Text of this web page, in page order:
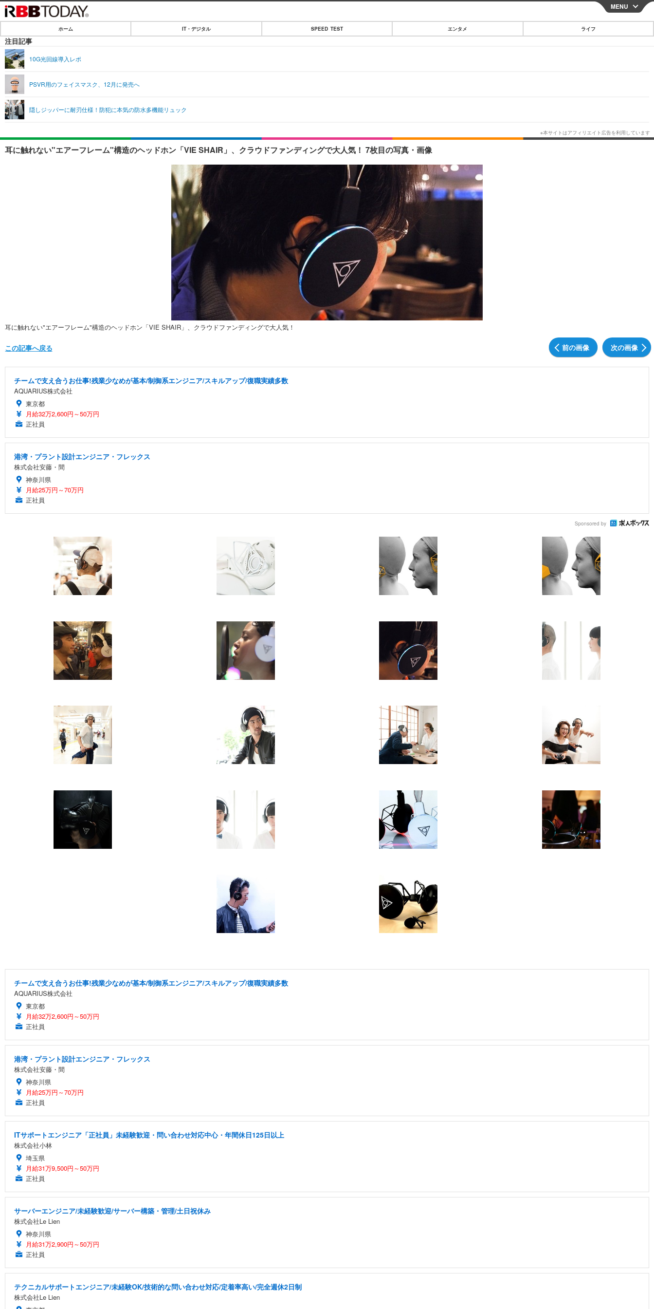
CLOSE
IT・デジタル
ショッピング
SPEED TEST
エンタメ
エンタメTOP
音楽
グラビア ブログ
ショッピング その他
ライフ
ライフTOP グルメ
ペット
その他
リリース一覧
MENU
ホーム IT・デジタル SPEED TEST エンタメ ライフ
注目記事
10G光回線導入レポ
PSVR用のフェイスマスク、12月に発売へ
隠しジッパーに耐刃仕様！防犯に本気の防水多機能リュック
耳に触れない"エアーフレーム"構造のヘッドホン「VIE SHAIR」、クラウドファンディングで大人気！ 7枚目の写真・画像
耳に触れない"エアーフレーム"構造のヘッドホン「VIE SHAIR」、クラウドファンディングで大人気！
前の画像 次の画像
この記事へ戻る
チームで支え合うお仕事!残業少なめが基本/制御系エンジニア/スキルアップ/復職実績多数
AQUARIUS株式会社
東京都
月給32万2,600円～50万円
正社員
港湾・プラント設計エンジニア・フレックス
株式会社安藤・間
神奈川県
月給25万円～70万円
正社員
Sponsored by
チームで支え合うお仕事!残業少なめが基本/制御系エンジニア/スキルアップ/復職実績多数
AQUARIUS株式会社
東京都
月給32万2,600円～50万円
正社員
港湾・プラント設計エンジニア・フレックス
株式会社安藤・間
神奈川県
月給25万円～70万円
正社員
ITサポートエンジニア「正社員」未経験歓迎・問い合わせ対応中心・年間休日125日以上
株式会社小林
埼玉県
月給31万9,500円～50万円
正社員
サーバーエンジニア/未経験歓迎/サーバー構築・管理/土日祝休み
株式会社Le Lien
神奈川県
月給31万2,900円～50万円
正社員
テクニカルサポートエンジニア/未経験OK/技術的な問い合わせ対応/定着率高い/完全週休2日制
株式会社Le Lien